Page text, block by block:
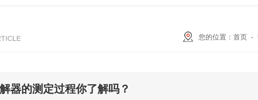
您的位置： 首页 -
器的测定过程你了解吗？